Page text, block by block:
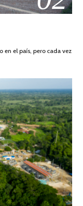
en el país, pero cada vez